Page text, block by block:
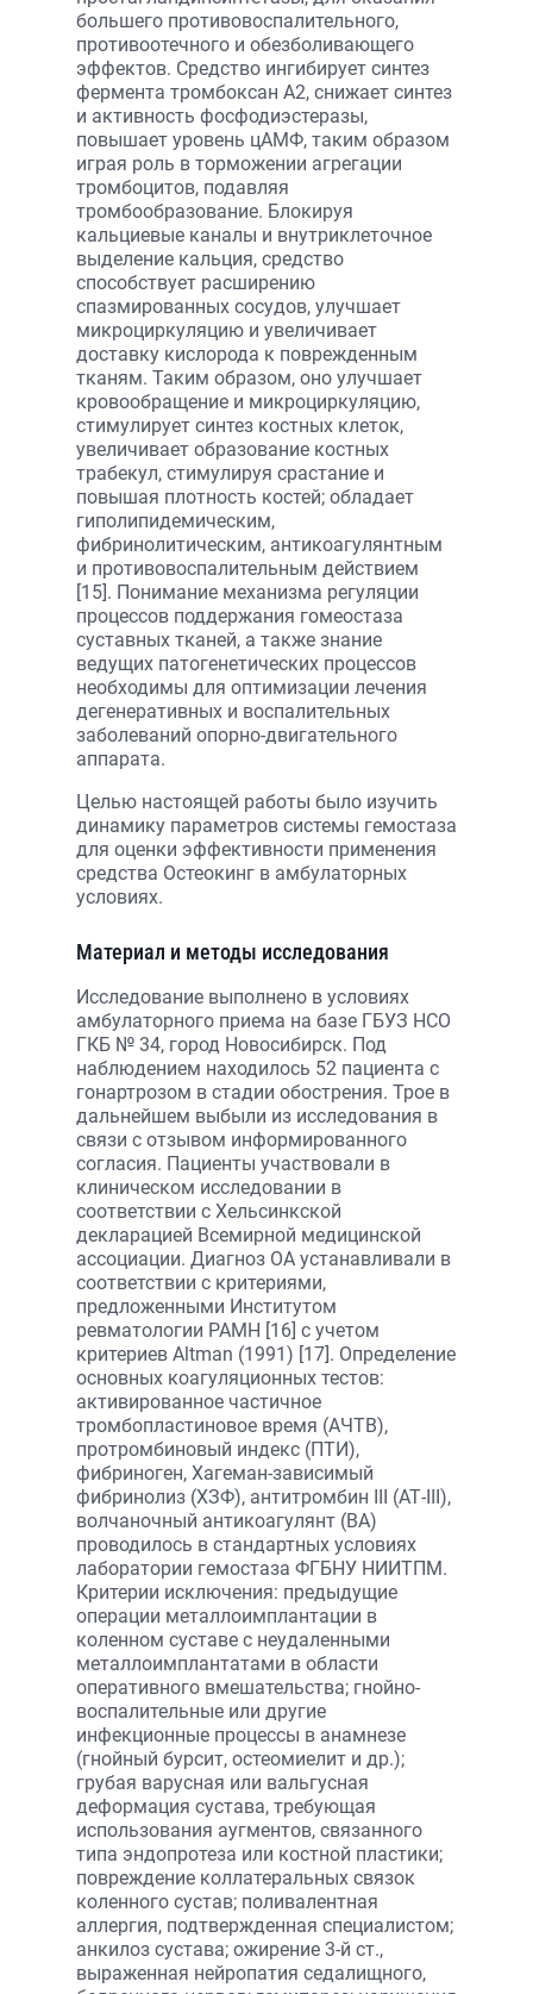
большего противовоспалительного,
противоотечного и обезболивающего
эффектов. Средство ингибирует синтез
фермента тромбоксан А2, снижает синтез
и активность фосфодиэстеразы,
повышает уровень цАМФ, таким образом
играя роль в торможении агрегации
тромбоцитов, подавляя
тромбообразование. Блокируя
кальциевые каналы и внутриклеточное
выделение кальция, средство
способствует расширению
спазмированных сосудов, улучшает
микроциркуляцию и увеличивает
доставку кислорода к поврежденным
тканям. Таким образом, оно улучшает
кровообращение и микроциркуляцию,
стимулирует синтез костных клеток,
увеличивает образование костных
трабекул, стимулируя срастание и
повышая плотность костей; обладает
гиполипидемическим,
фибринолитическим, антикоагулянтным
и противовоспалительным действием
[15]. Понимание механизма регуляции
процессов поддержания гомеостаза
суставных тканей, а также знание
ведущих патогенетических процессов
необходимы для оптимизации лечения
дегенеративных и воспалительных
заболеваний опорно-двигательного
аппарата.
Целью настоящей работы было изучить
динамику параметров системы гемостаза
для оценки эффективности применения
средства Остеокинг в амбулаторных
условиях.
Материал и методы исследования
Исследование выполнено в условиях
амбулаторного приема на базе ГБУЗ НСО
ГКБ № 34, город Новосибирск. Под
наблюдением находилось 52 пациента с
гонартрозом в стадии обострения. Трое в
дальнейшем выбыли из исследования в
связи с отзывом информированного
согласия. Пациенты участвовали в
клиническом исследовании в
соответствии с Хельсинкской
декларацией Всемирной медицинской
ассоциации. Диагноз ОА устанавливали в
соответствии с критериями,
предложенными Институтом
ревматологии РАМН [16] с учетом
критериев Altman (1991) [17]. Определение
основных коагуляционных тестов:
активированное частичное
тромбопластиновое время (АЧТВ),
протромбиновый индекс (ПТИ),
фибриноген, Хагеман-зависимый
фибринолиз (ХЗФ), антитромбин III (АТ-III),
волчаночный антикоагулянт (ВА)
проводилось в стандартных условиях
лаборатории гемостаза ФГБНУ НИИТПМ.
Критерии исключения: предыдущие
операции металлоимплантации в
коленном суставе с неудаленными
металлоимплантатами в области
оперативного вмешательства; гнойно-
воспалительные или другие
инфекционные процессы в анамнезе
(гнойный бурсит, остеомиелит и др.);
грубая варусная или вальгусная
деформация сустава, требующая
использования аугментов, связанного
типа эндопротеза или костной пластики;
повреждение коллатеральных связок
коленного сустав; поливалентная
аллергия, подтвержденная специалистом;
анкилоз сустава; ожирение 3-й ст.,
выраженная нейропатия седалищного,